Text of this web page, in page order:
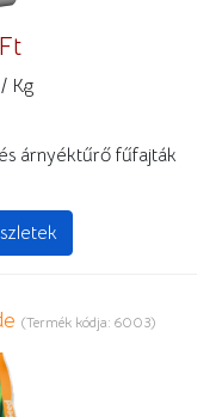
Kg
árnyéktűrő fűfajták
(Termék kódja: 6003)